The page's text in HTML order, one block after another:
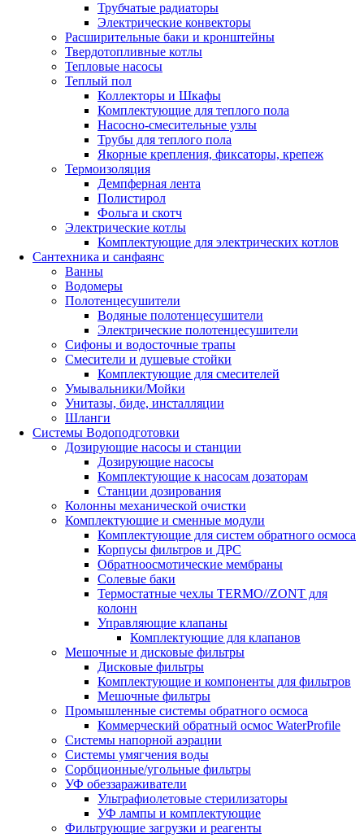
Трубчатые радиаторы
Электрические конвекторы
Расширительные баки и кронштейны
Твердотопливные котлы
Тепловые насосы
Теплый пол
Коллекторы и Шкафы
Комплектующие для теплого пола
Насосно-смесительные узлы
Трубы для теплого пола
Якорные крепления, фиксаторы, крепеж
Термоизоляция
Демпферная лента
Полистирол
Фольга и скотч
Электрические котлы
Комплектующие для электрических котлов
Сантехника и санфаянс
Ванны
Водомеры
Полотенцесушители
Водяные полотенцесушители
Электрические полотенцесушители
Сифоны и водосточные трапы
Смесители и душевые стойки
Комплектующие для смесителей
Умывальники/Мойки
Унитазы, биде, инсталляции
Шланги
Системы Водоподготовки
Дозирующие насосы и станции
Дозирующие насосы
Комплектующие к насосам дозаторам
Станции дозирования
Колонны механической очистки
Комплектующие и сменные модули
Комплектующие для систем обратного осмоса
Корпусы фильтров и ДРС
Обратноосмотические мембраны
Солевые баки
Термостатные чехлы TERMO//ZONT для
колонн
Управляющие клапаны
Комплектующие для клапанов
Мешочные и дисковые фильтры
Дисковые фильтры
Комплектующие и компоненты для фильтров
Мешочные фильтры
Промышленные системы обратного осмоса
Коммерческий обратный осмос WaterProfile
Системы напорной аэрации
Системы умягчения воды
Сорбционные/угольные фильтры
УФ обеззараживатели
Ультрафиолетовые стерилизаторы
УФ лампы и комплектующие
Фильтрующие загрузки и реагенты